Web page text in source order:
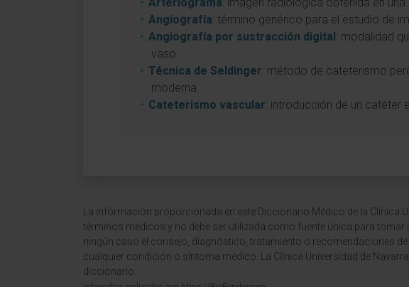
Angiografía: término genérico para el estudio de
Angiografía por sustracción digital: modalidad
vaso.
Técnica de Seldinger: método de cateterismo
moderna.
Cateterismo vascular: introducción de un catéter
La información proporcionada en este Diccionario Médico de la
términos médicos y no debe ser utilizada como fuente única para
ningún caso el consejo, diagnóstico, tratamiento o recomendaciones
cualquier condición o síntoma médico. La Clínica Universidad de
diccionario.